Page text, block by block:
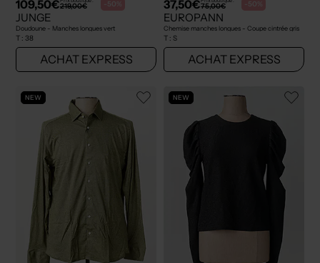
109,50€219,00€ -50%
JUNGE
Doudoune - Manches longues vert
T : 38
ACHAT EXPRESS
37,50€75,00€ -50%
EUROPANN
Chemise manches longues - Coupe cintrée gris
T : S
ACHAT EXPRESS
NEW NEW